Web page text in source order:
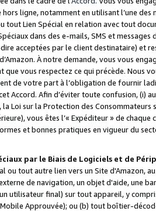
ligne, notamment en utilisant l’une
tout Lien Spécial en relation avec tout
dans des e-mails, SMS et
acceptées par le client destinataire) et
À notre demande, vous vous
vous respectez ce qui précède. Nous
de votre part à l’obligation de fournir
Accord. Afin d’éviter toute confusion, (i)
la Loi sur la Protection des
vous êtes l’« Expéditeur » de
et bonnes pratiques en vigueur du
par le Biais de Logiciels et de
ou tout autre lien vers un Site d'Amazon,
de navigation, un objet d'aide, une
utilisateur final) sur tout appareil, y
Approuvée); ou (b) tout boîtier-